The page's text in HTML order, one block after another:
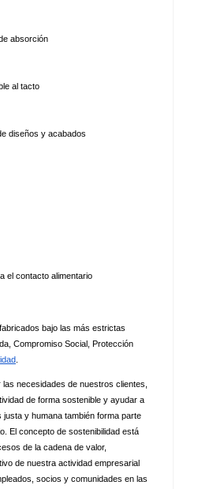
absorción
al tacto
diseños y acabados
el contacto alimentario
bajo las más estrictas
Compromiso Social, Protección
.
necesidades de nuestros clientes,
de forma sostenible y ayudar a
y humana también forma parte
El concepto de sostenibilidad está
de la cadena de valor,
de nuestra actividad empresarial
socios y comunidades en las